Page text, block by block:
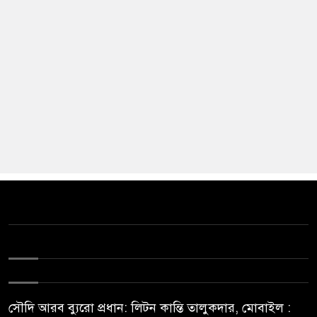
সৌদি আরব ব্যুরো প্রধান: লিটন কান্তি তালুকদার, মোবাইল :